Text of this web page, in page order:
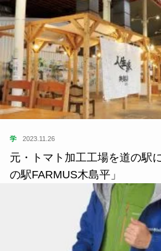
学 2023.11.26
元・トマト加工工場を道の駅
の駅FARMUS木島平」